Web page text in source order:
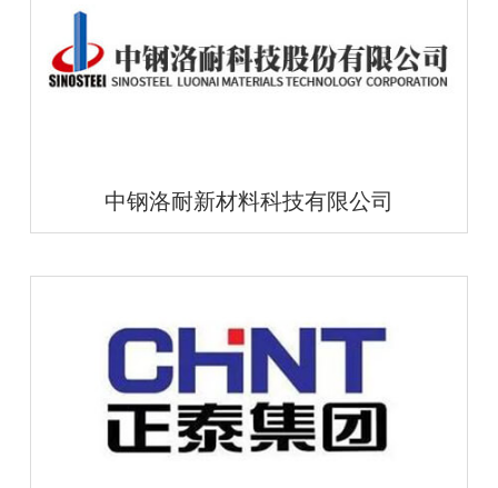
中钢洛耐新材料科技有限公司